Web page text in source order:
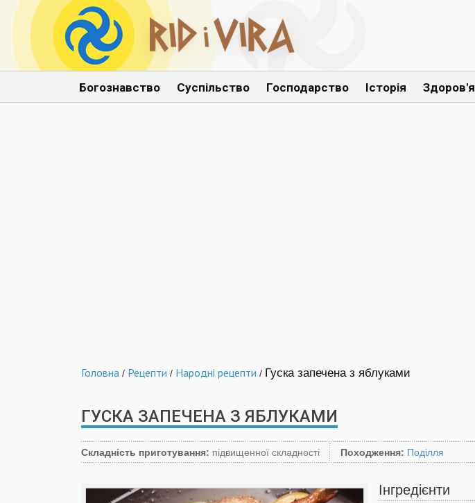
Богознавство Суспільство Господарство Історія Здоров'я
Головна / Рецепти / Народні рецепти / Гуска запечена з яблуками
ГУСКА ЗАПЕЧЕНА З ЯБЛУКАМИ
Складність приготування: підвищенної складності Походження: Поділля
Інгредієнти